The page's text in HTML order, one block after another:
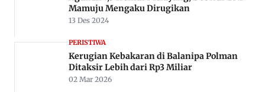
Rekomendasi Untuk Anda